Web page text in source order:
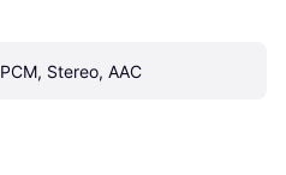
PCM, Stereo, AAC